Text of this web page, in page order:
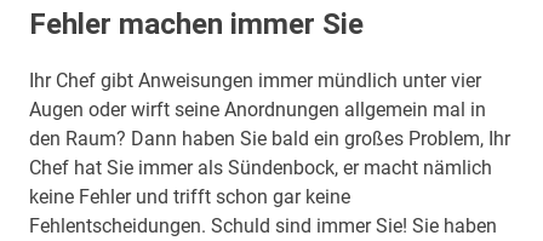
Fehler machen immer Sie
Ihr Chef gibt Anweisungen immer mündlich unter vier
Augen oder wirft seine Anordnungen allgemein mal in
den Raum? Dann haben Sie bald ein großes Problem, Ihr
Chef hat Sie immer als Sündenbock, er macht nämlich
keine Fehler und trifft schon gar keine
Fehlentscheidungen. Schuld sind immer Sie! Sie haben